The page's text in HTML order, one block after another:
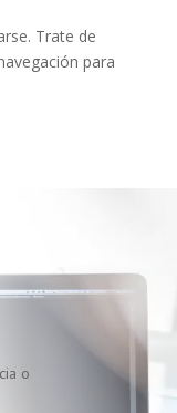
Trate de
para
o